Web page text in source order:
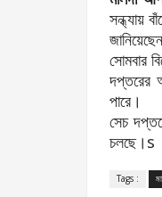
সন্ধ্যায়
সোমবার
দপ্তরের
পারে।
সেচ
চলছে।s
Tags :